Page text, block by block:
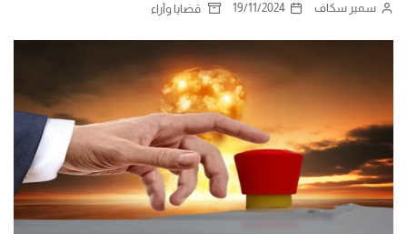
سمير سكاف 19/11/2024 قضايا وآراء